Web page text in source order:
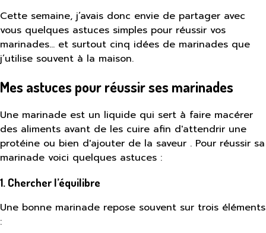
Cette semaine, j’avais donc envie de partager avec
vous quelques astuces simples pour réussir vos
marinades… et surtout cinq idées de marinades que
j’utilise souvent à la maison.
Mes astuces pour réussir ses marinades
Une marinade est un liquide qui sert à faire macérer
des aliments avant de les cuire afin d'attendrir une
protéine ou bien d'ajouter de la saveur . Pour réussir sa
marinade voici quelques astuces :
1. Chercher l’équilibre
Une bonne marinade repose souvent sur trois éléments
: